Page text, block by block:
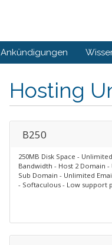
Ankündigungen
Hosting
B250
250MB Disk Space - Unlimited
Bandwidth - Host 2 Domain
Sub Domain - Unlimited
- Softaculous - Low support